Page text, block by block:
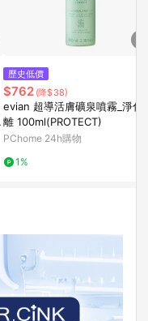
歷史低價
$762 (降$38)
evian 超導活膚礦泉噴霧_淨化隔
離 100ml(PROTECT)
PChome 24h購物
1%